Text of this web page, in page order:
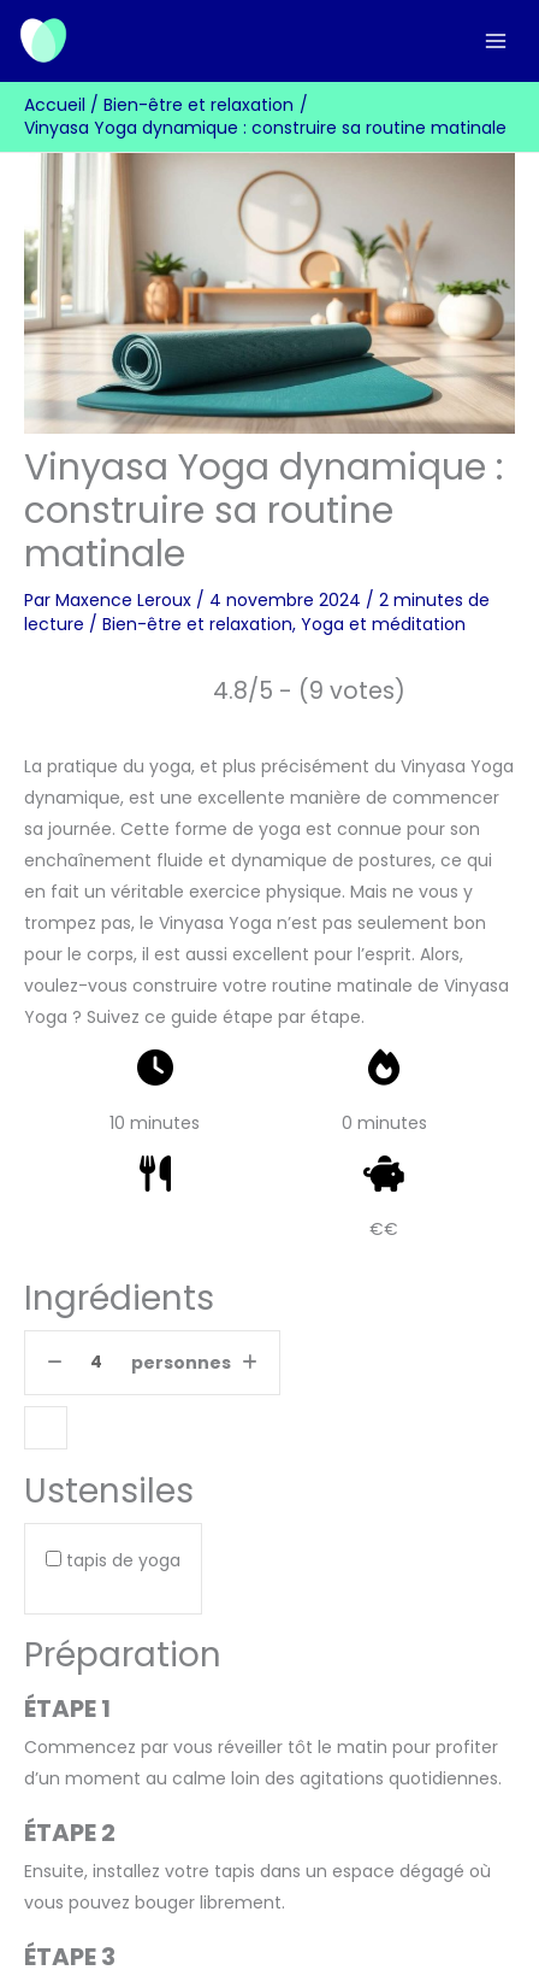
Aller
contenu
Accueil
Bien-être et relaxation
Vinyasa Yoga dynamique : construire sa routine matinale
Vinyasa Yoga dynamique :
construire sa routine
matinale
Par Maxence Leroux / 4 novembre 2024 / 2 minutes de
lecture / Bien-être et relaxation, Yoga et méditation
4.8/5 - (9 votes)
La pratique du yoga, et plus précisément du Vinyasa Yoga
dynamique, est une excellente manière de commencer
sa journée. Cette forme de yoga est connue pour son
enchaînement fluide et dynamique de postures, ce qui
en fait un véritable exercice physique. Mais ne vous y
trompez pas, le Vinyasa Yoga n’est pas seulement bon
pour le corps, il est aussi excellent pour l’esprit. Alors,
voulez-vous construire votre routine matinale de Vinyasa
Yoga ? Suivez ce guide étape par étape.
10 minutes 0 minutes
€€
Ingrédients
personnes
Ustensiles
tapis de yoga
Préparation
ÉTAPE 1
Commencez par vous réveiller tôt le matin pour profiter
d’un moment au calme loin des agitations quotidiennes.
ÉTAPE 2
Ensuite, installez votre tapis dans un espace dégagé où
vous pouvez bouger librement.
ÉTAPE 3